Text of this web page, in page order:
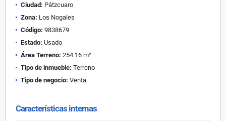
Ciudad: Pátzcuaro
Zona: Los Nogales
Código: 9838679
Estado: Usado
Área Terreno: 254.16 m²
Tipo de inmueble: Terreno
Tipo de negocio: Venta
Características internas